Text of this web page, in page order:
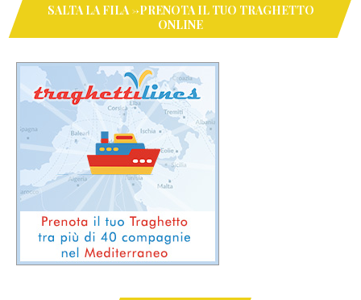
SALTA LA FILA ->PRENOTA IL TUO TRAGHETTO
ONLINE